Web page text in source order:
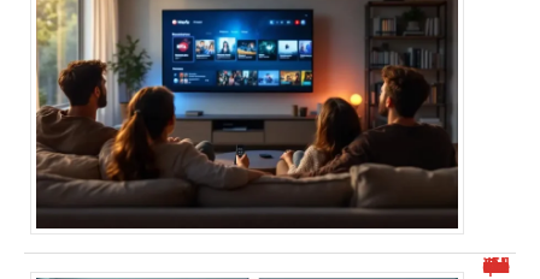
Documentation de l’outil de déploiement Office